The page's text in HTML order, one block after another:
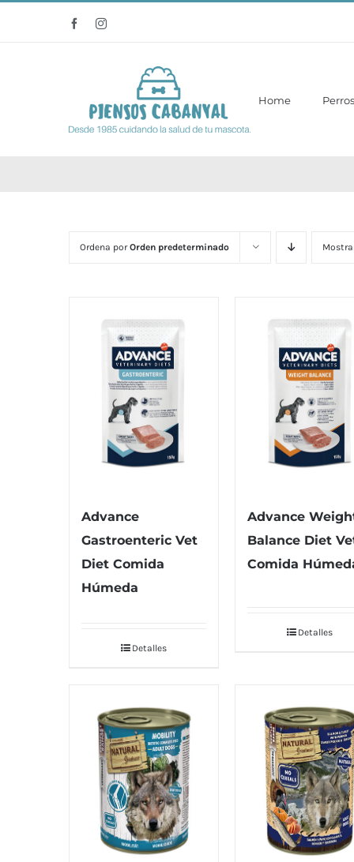
FacebookInstagram
Home Perros
Ordena porOrden predeterminado
Advance
Gastroenteric Vet
Diet Comida
Húmeda
Detalles
Advance
Balance Diet
Comida
Detalles